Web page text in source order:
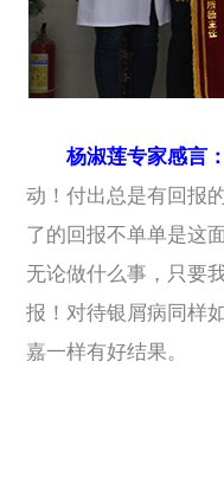
杨淑莲专家感言：
动！付出总是有回报
了的回报不单单是这
无论做什么事，只要
报！对待银屑病同样
嘉一样有好结果。